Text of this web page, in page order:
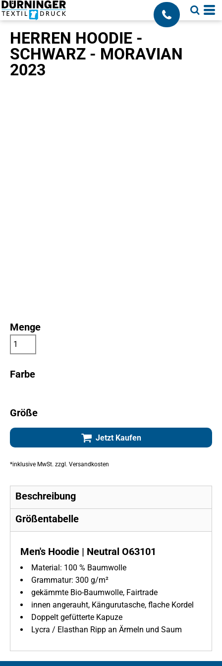
;
HERREN HOODIE -
SCHWARZ - MORAVIAN
2023
Farbe
Größe
Menge
Jetzt Kaufen
*inklusive MwSt. zzgl. Versandkosten
Beschreibung
Größentabelle
Men's Hoodie | Neutral O63101
Material: 100 % Baumwolle
Grammatur: 300 g/m²
gekämmte Bio-Baumwolle, Fairtrade
innen angerauht, Kängurutasche, flache Kordel
Doppelt gefütterte Kapuze
Lycra / Elasthan Ripp an Ärmeln und Saum